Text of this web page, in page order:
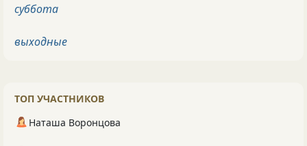
суббота
выходные
ТОП УЧАСТНИКОВ
Наташа Воронцова